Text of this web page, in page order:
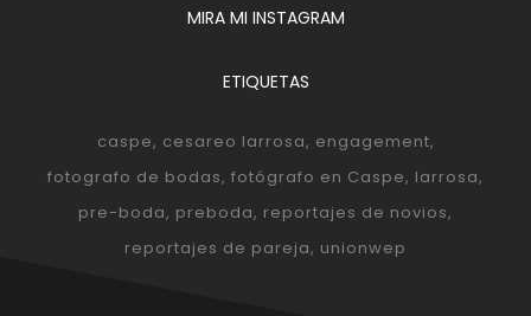
MIRA MI INSTAGRAM
ETIQUETAS
caspe cesareo larrosa engagement
fotografo de bodas fotógrafo en Caspe larrosa
pre-boda preboda reportajes de novios
reportajes de pareja unionwep